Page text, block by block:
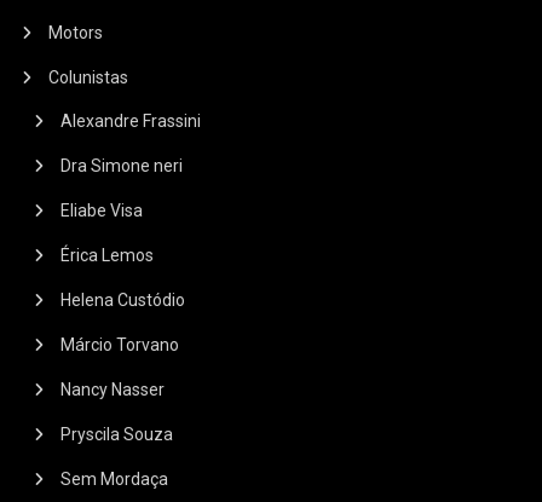
Motors
Colunistas
Alexandre Frassini
Dra Simone neri
Eliabe Visa
Érica Lemos
Helena Custódio
Márcio Torvano
Nancy Nasser
Pryscila Souza
Sem Mordaça